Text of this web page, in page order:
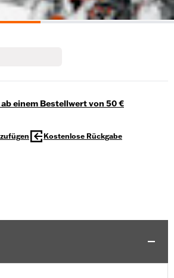
einem Bestellwert von 50 €
Kostenlose Rückgabe